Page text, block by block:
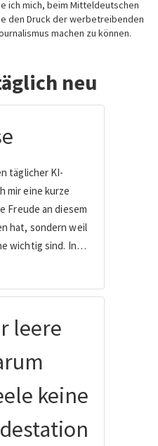
ich mich, beim Mitteldeutschen
den Druck der werbetreibenden
machen zu können.
neu